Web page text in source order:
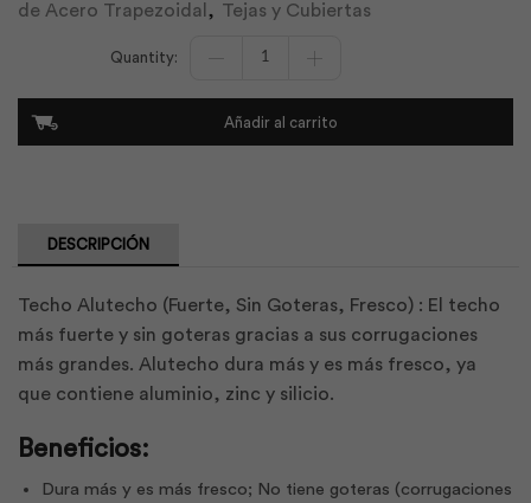
de Acero Trapezoidal , Tejas y Cubiertas
Añadir al carrito
DESCRIPCIÓN
Techo Alutecho (Fuerte, Sin Goteras, Fresco) : El techo
más fuerte y sin goteras gracias a sus corrugaciones
más grandes. Alutecho dura más y es más fresco, ya
que contiene aluminio, zinc y silicio.
Beneficios:
Dura más y es más fresco; No tiene goteras (corrugaciones